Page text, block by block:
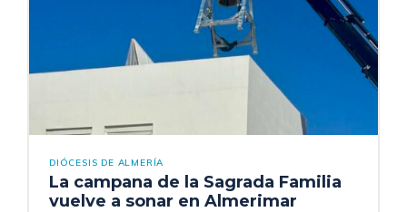
DIÓCESIS DE ALMERÍA
La campana de la Sagrada Familia
vuelve a sonar en Almerimar